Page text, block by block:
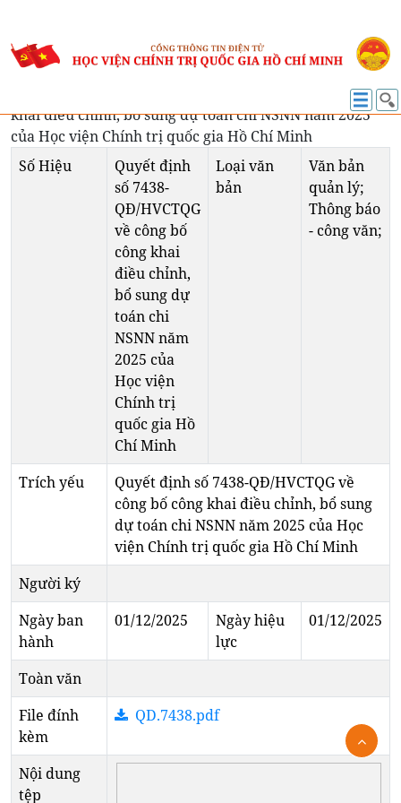
VĂN BẢN MỚI
Quyết định số 7438-QĐ/HVCTQG về công bố công
khai điều chỉnh, bổ sung dự toán chi NSNN năm 2025
của Học viện Chính trị quốc gia Hồ Chí Minh
Số Hiệu
Quyết định
số 7438-
QĐ/HVCTQG
về công bố
công khai
điều chỉnh,
bổ sung dự
toán chi
NSNN năm
2025 của
Học viện
Chính trị
quốc gia Hồ
Chí Minh
Loại văn
bản
Văn bản
quản lý;
Thông báo
- công văn;
Trích yếu
Quyết định số 7438-QĐ/HVCTQG về
công bố công khai điều chỉnh, bổ sung
dự toán chi NSNN năm 2025 của Học
viện Chính trị quốc gia Hồ Chí Minh
Người ký
Ngày ban
hành
01/12/2025
Ngày hiệu
lực
01/12/2025
Toàn văn
File đính
kèm
QD.7438.pdf
Nội dung
tệp